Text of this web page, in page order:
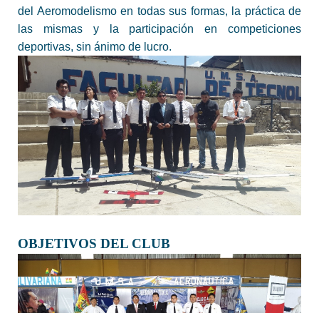
del Aeromodelismo en todas sus formas, la práctica de
las mismas y la participación en competiciones
deportivas, sin ánimo de lucro.
OBJETIVOS DEL CLUB